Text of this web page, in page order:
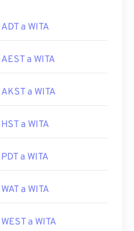
ADT a WITA
AEST a WITA
AKST a WITA
HST a WITA
PDT a WITA
WAT a WITA
WEST a WITA